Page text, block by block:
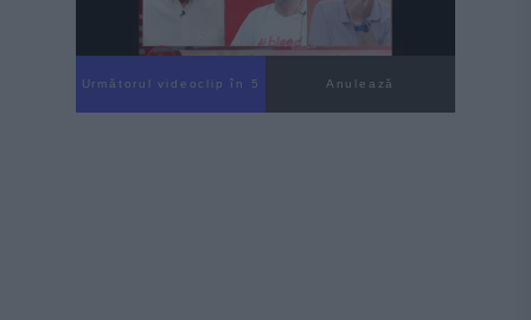
Următorul videoclip în 4 Anulează